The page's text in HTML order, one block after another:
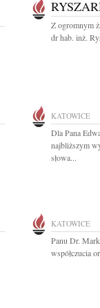
Z ogromnym
dr hab. inż.
KATOWICE
Dla Pana
najbliższym
słowa...
KATOWICE
Panu Dr.
współczucia